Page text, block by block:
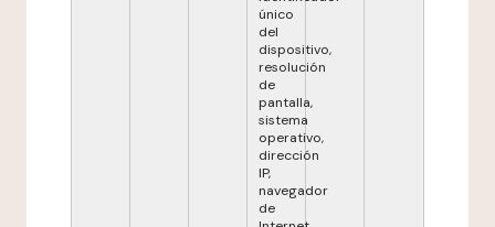
único
del
dispositivo,
resolución
de
pantalla,
sistema
operativo,
dirección
IP,
navegador
de